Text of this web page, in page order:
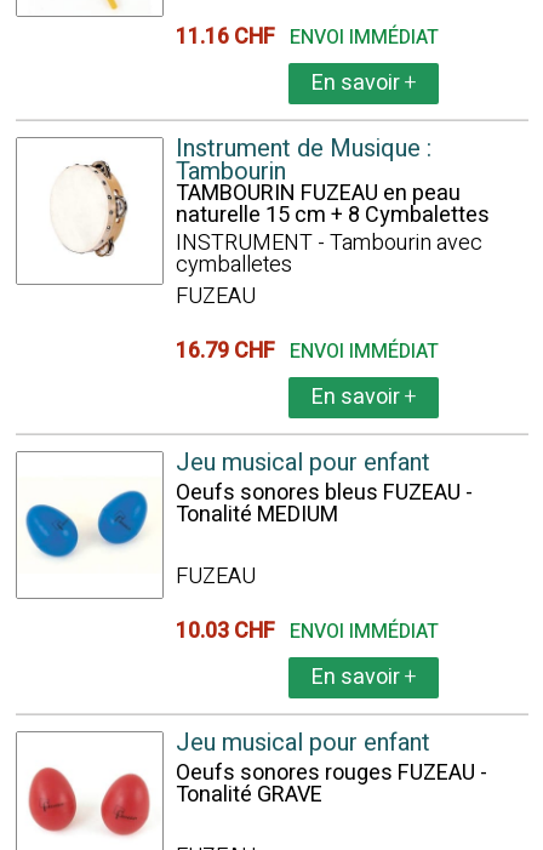
11.16 CHF ENVOI IMMÉDIAT
En savoir+
Instrument de Musique :
Tambourin
TAMBOURIN FUZEAU en peau
naturelle 15 cm + 8 Cymbalettes
INSTRUMENT - Tambourin avec
cymballetes
FUZEAU
16.79 CHF ENVOI IMMÉDIAT
En savoir+
Jeu musical pour enfant
Oeufs sonores bleus FUZEAU -
Tonalité MEDIUM
FUZEAU
10.03 CHF ENVOI IMMÉDIAT
En savoir+
Jeu musical pour enfant
Oeufs sonores rouges FUZEAU -
Tonalité GRAVE